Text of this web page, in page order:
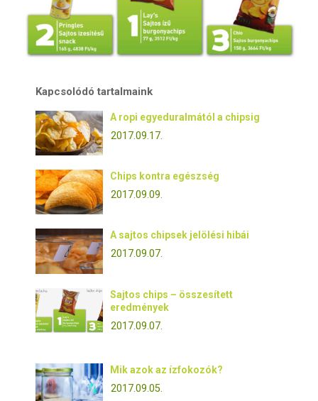
Kapcsolódó tartalmaink
A ropi egyeduralmától a chipsig
2017.09.17.
Chips kontra egészség
2017.09.09.
A sajtos chipsek jelölési hibái
2017.09.07.
Sajtos chips – összesített
eredmények
2017.09.07.
Mik azok az ízfokozók?
2017.09.05.